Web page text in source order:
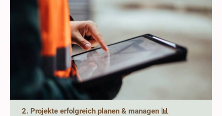
2. Projekte erfolgreich planen & managen 📊